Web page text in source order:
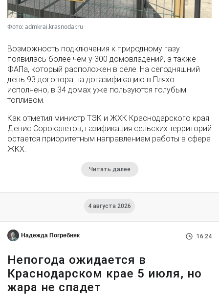
Фото: admkrai.krasnodar.ru
Возможность подключения к природному газу
появилась более чем у 300 домовладений, а также
ФАПа, который расположен в селе. На сегодняшний
день 93 договора на догазификацию в Пляхо
исполнено, в 34 домах уже пользуются голубым
топливом.
Как отметил министр ТЭК и ЖХК Краснодарского края
Денис Сорокалетов, газификация сельских территорий
остается приоритетным направлением работы в сфере
ЖКХ.
Читать далее
4 августа 2026
Надежда Погребняк 16:24
Непогода ожидается в
Краснодарском крае 5 июля, но
жара не спадет